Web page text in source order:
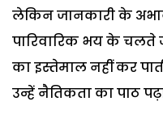
लेकिन जानकारी के
पारिवारिक भय के चलते
का इस्तेमाल नहीं कर
उन्हें नैतिकता का पाठ